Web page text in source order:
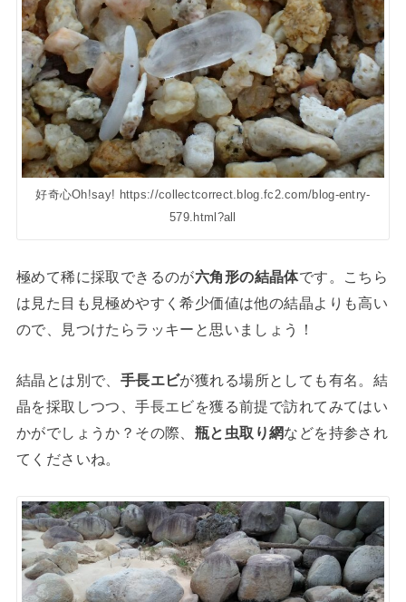
好奇心Oh!say! https://collectcorrect.blog.fc2.com/blog-entry-
579.html?all
極めて稀に採取できるのが六角形の結晶体です。こちら
は見た目も見極めやすく希少価値は他の結晶よりも高い
ので、見つけたらラッキーと思いましょう！
結晶とは別で、 手長エビが獲れる場所としても有名。結
晶を採取しつつ、手長エビを獲る前提で訪れてみてはい
かがでしょうか？その際、 瓶と虫取り網などを持参され
てくださいね。